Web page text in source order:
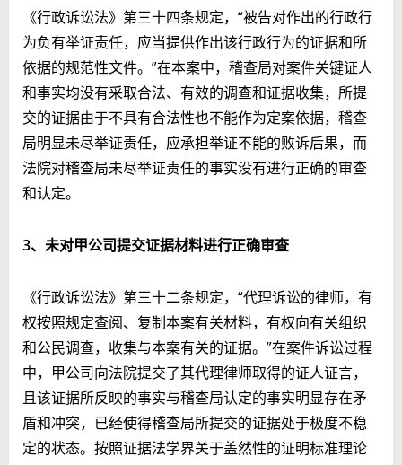
《行政诉讼法》第三十四条规定，“被告对作出的行政行
为负有举证责任，应当提供作出该行政行为的证据和所
依据的规范性文件。”在本案中，稽查局对案件关键证人
和事实均没有采取合法、有效的调查和证据收集，所提
交的证据由于不具有合法性也不能作为定案依据，稽查
局明显未尽举证责任，应承担举证不能的败诉后果，而
法院对稽查局未尽举证责任的事实没有进行正确的审查
和认定。
3、未对甲公司提交证据材料进行正确审查
《行政诉讼法》第三十二条规定，“代理诉讼的律师，有
权按照规定查阅、复制本案有关材料，有权向有关组织
和公民调查，收集与本案有关的证据。”在案件诉讼过程
中，甲公司向法院提交了其代理律师取得的证人证言，
且该证据所反映的事实与稽查局认定的事实明显存在矛
盾和冲突，已经使得稽查局所提交的证据处于极度不稳
定的状态。按照证据法学界关于盖然性的证明标准理论